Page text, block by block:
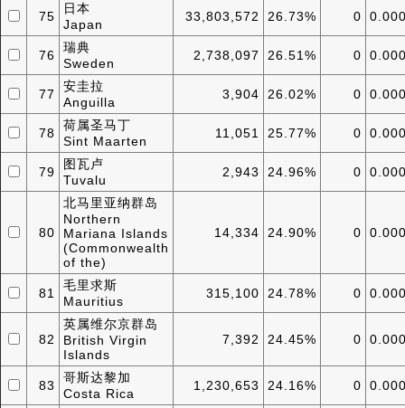
75
日本
Japan
33,803,572 26.73% 0
76
瑞典
Sweden
2,738,097 26.51% 0
77
安圭拉
Anguilla
3,904 26.02% 0
78
荷属圣马丁
Sint Maarten
11,051 25.77% 0
79
图瓦卢
Tuvalu
2,943 24.96% 0
80
北马里亚纳群岛
Northern
Mariana Islands
(Commonwealth
of the)
14,334 24.90% 0
81
毛里求斯
Mauritius
315,100 24.78% 0
82
英属维尔京群岛
British Virgin
Islands
7,392 24.45% 0
83
哥斯达黎加
Costa Rica
1,230,653 24.16% 0